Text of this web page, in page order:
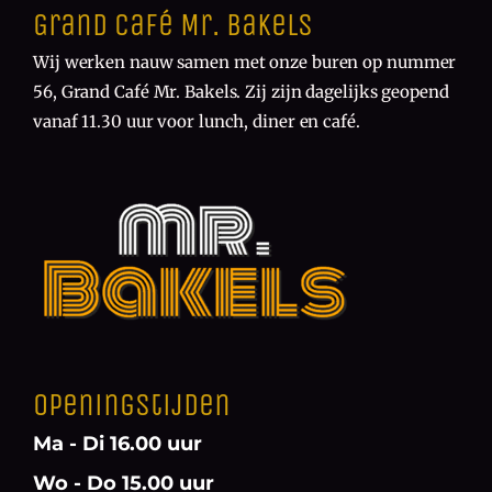
Grand Café Mr. Bakels
Wij werken nauw samen met onze buren op nummer
56, Grand Café Mr. Bakels. Zij zijn dagelijks geopend
vanaf 11.30 uur voor lunch, diner en café.
Openingstijden
Ma - Di 16.00 uur
Wo - Do 15.00 uur